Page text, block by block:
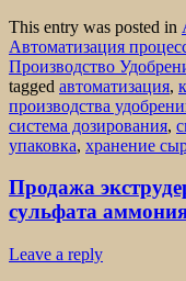
This entry was posted in
Автоматизация
Производство
tagged автоматизация,
производства
система дозирования,
упаковка, хранение
Продажа
сульфата
Leave a reply